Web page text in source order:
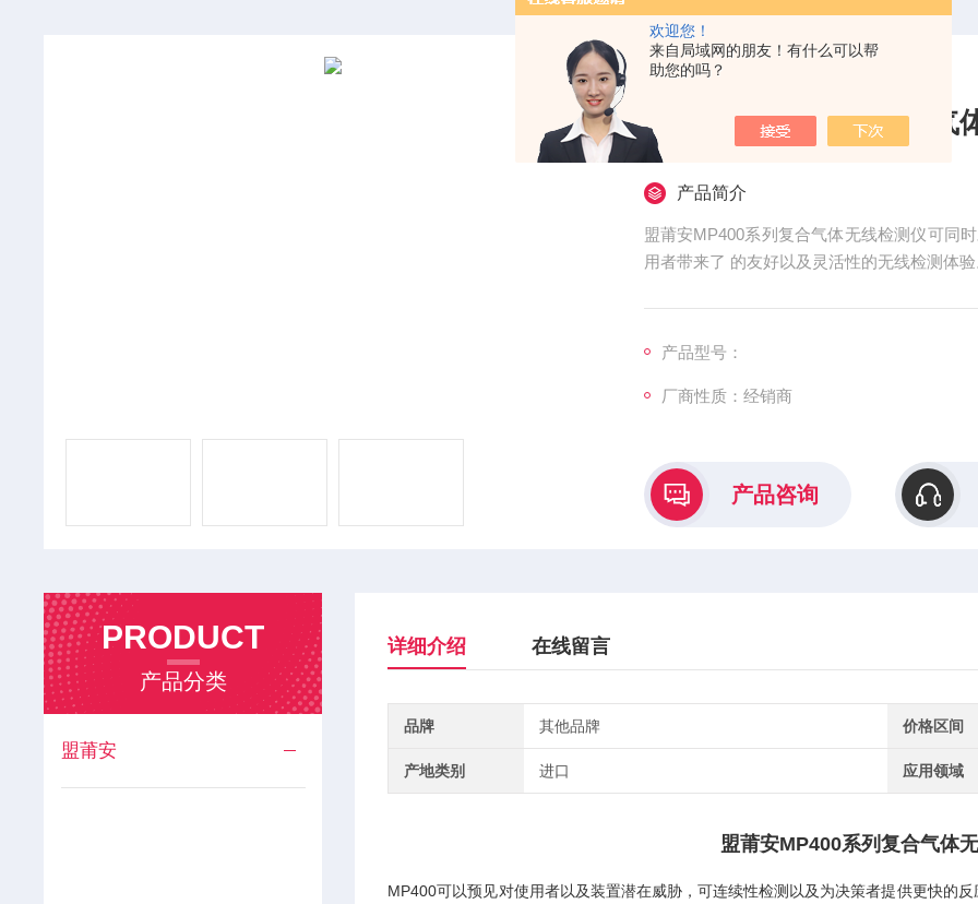
欢迎您！
来自局域网的朋友！有什么可以帮
助您的吗？
盟莆安MP400系列复合气
产品简介
盟莆安MP400系列复合气体无线检测仪可同
用者带来了 的友好以及灵活性的无线检测体
产品型号：
厂商性质：经销商
产品咨询
PRODUCT
产品分类
盟莆安
详细介绍 在线留言
品牌 其他品牌 价格区间
产地类别 进口 应用领域
盟莆安MP400系列复合气体
MP400可以预见对使用者以及装置潜在威胁，可连续性检测以及为决策者提供更快的